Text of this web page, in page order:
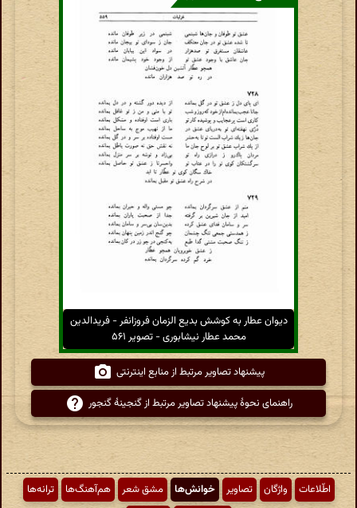
دیوان عطار به کوشش بدیع الزمان فروزانفر - فریدالدین
محمد عطار نیشابوری - تصویر ۵۶۱
پیشنهاد تصاویر مرتبط از منابع اینترنتی
راهنمای نحوهٔ پیشنهاد تصاویر مرتبط از گنجینهٔ گنجور
اطّلاعات واژگان تصاویر خوانش‌ها مشق شعر هم‌آهنگ‌ها
ترانه‌ها